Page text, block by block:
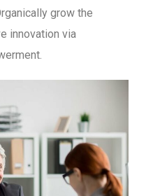
grow the
innovation via